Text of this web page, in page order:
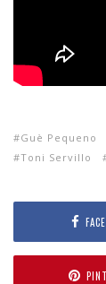
Guè Pequeno
Toni Servillo